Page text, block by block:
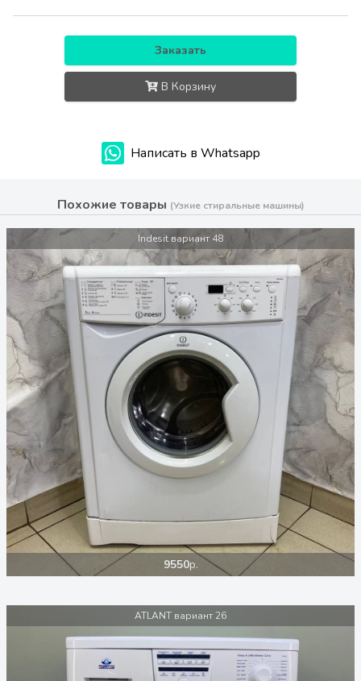
Заказать
В Корзину
Написать в Whatsapp
Похожие товары (Узкие стиральные машины)
Indesit вариант 48
9550р.
ATLANT вариант 26